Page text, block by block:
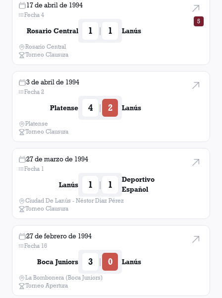
5
17 de abril de 1994
Fecha 4
Rosario Central 1 | 1 Lanús
Rosario Central
Torneo Clausura
3 de abril de 1994
Fecha 2
Platense 4 | 2 Lanús
Platense
Torneo Clausura
27 de marzo de 1994
Fecha 1
Lanús 1 | 1
Deportivo
Español
Ciudad De Lanús - Néstor Diaz Pérez
Torneo Clausura
27 de febrero de 1994
Fecha 16
Boca Juniors 3 | 0 Lanús
La Bombonera (Boca Juniors)
Torneo Apertura